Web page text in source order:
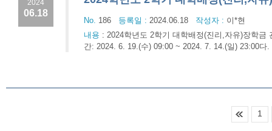
2024
06.18
No. 186 등록일 : 2024.06.18 작성자 : 이*현
내용 : 2024학년도 2학기 대학배정(진리,자유)장학
간: 2024. 6. 19.(수) 09:00 ~ 2024. 7. 14.(일) 23:00
1